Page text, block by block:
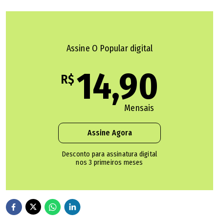
Roberto Serra da Silva Maia, afirmou que recebeu a
restabelece a legalidade e corrige uma medida
que, desde o início, se mostrava excessiva e
desproporcional", afirmou o defensor em nota
(veja a íntegra ao final da reportagem)
PF vê indício de desvio de R$ 38 milhões em OSs da
de esquemas com OSs da saúde em Goiás
Assine O Popular digital
R$ 14,90
Mensais
Assine Agora
Desconto para assinatura digital
nos 3 primeiros meses